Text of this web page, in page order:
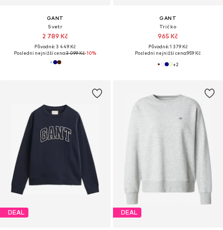
GANT
Svetr
2 789 Kč
Původně: 3 449 Kč
Poslední nejnižší cena:3 099 Kč-10%
GANT
Tričko
965 Kč
Původně: 1 379 Kč
Poslední nejnižší cena:959 Kč
+2
DEAL DEAL